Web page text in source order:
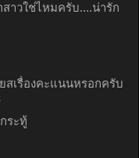
าวใช่ไหมครับ....น่ารัก
สเรื่องคะแนนหรอกครับ
ระทู้